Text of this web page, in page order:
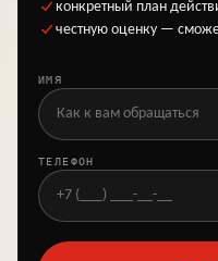
конкретный план
честную оценку —
ИМЯ
ТЕЛЕФОН